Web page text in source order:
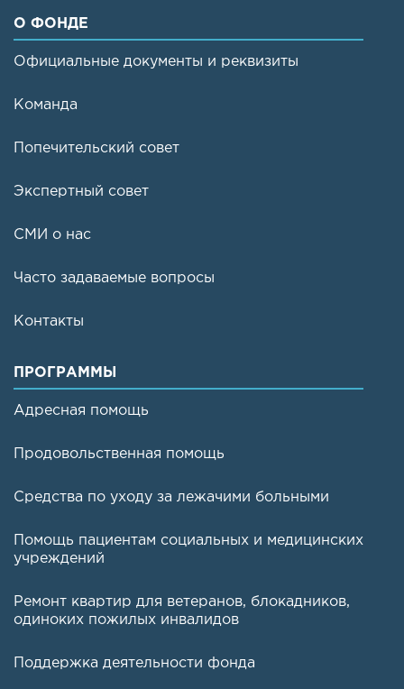
О ФОНДЕ
Официальные документы и реквизиты
Команда
Попечительский совет
Экспертный совет
СМИ о нас
Часто задаваемые вопросы
Контакты
ПРОГРАММЫ
Адресная помощь
Продовольственная помощь
Средства по уходу за лежачими больными
Помощь пациентам социальных и медицинских
учреждений
Ремонт квартир для ветеранов, блокадников,
одиноких пожилых инвалидов
Поддержка деятельности фонда